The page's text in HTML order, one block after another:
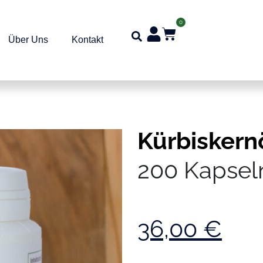
Über Uns Kontakt
0
200
36,00 €